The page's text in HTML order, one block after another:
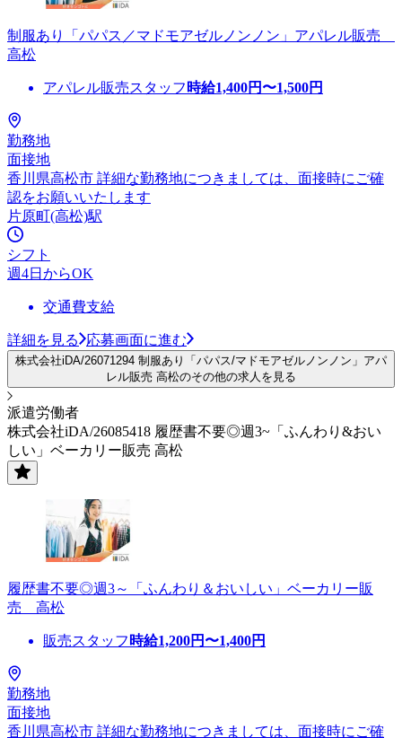
制服あり「パパス／マドモアゼルノンノン」アパレル販売
高松
アパレル販売スタッフ 時給1,400円〜1,500円
勤務地
面接地
香川県高松市 詳細な勤務地につきましては、面接時にご確
認をお願いいたします
片原町(高松)駅
シフト
週4日からOK
交通費支給
詳細を見る 応募画面に進む
株式会社iDA/26071294 制服あり「パパス/マドモアゼルノンノン」アパ
レル販売 高松のその他の求人を見る
派遣労働者
株式会社iDA/26085418 履歴書不要◎週3~「ふんわり&おい
しい」ベーカリー販売 高松
履歴書不要◎週3～「ふんわり＆おいしい」ベーカリー販
売 高松
販売スタッフ 時給1,200円〜1,400円
勤務地
面接地
香川県高松市 詳細な勤務地につきましては、面接時にご確